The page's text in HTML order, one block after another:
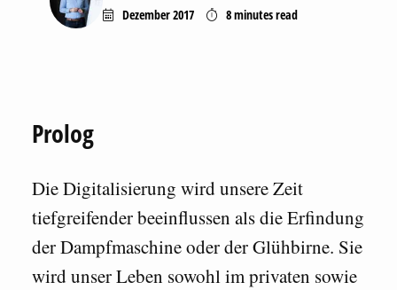
Dezember 2017 8 minutesread
Prolog
Die Digitalisierung wird unsere Zeit
tiefgreifender beeinflussen als die Erfindung
der Dampfmaschine oder der Glühbirne. Sie
wird unser Leben sowohl im privaten sowie